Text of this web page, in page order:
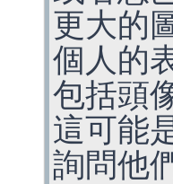
更大的
個人的
包括頭
這可能
詢問他